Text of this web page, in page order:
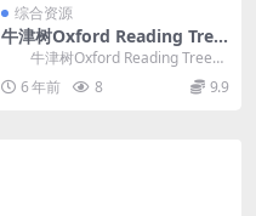
综合资源
牛津树Oxford Reading Tree
音频、视频、PDF文件 百度网
盘
牛津树Oxford Reading Tree
音频、视频、PDF文件，百度网...
6 年前 8 9.9